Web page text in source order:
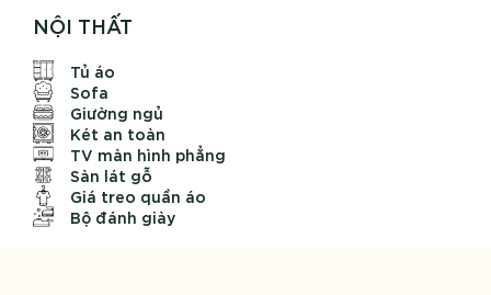
NỘI THẤT
Tủ áo
Sofa
Giường ngủ
Két an toàn
TV màn hình phẳng
Sàn lát gỗ
Giá treo quần áo
Bộ đánh giày